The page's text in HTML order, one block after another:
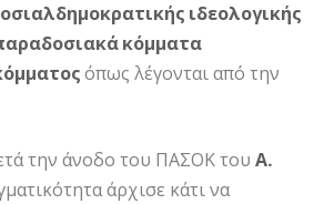
ιδεολογικής
κόμματα
όπως λέγονται από την
την άνοδο του ΠΑΣΟΚ του Α.
άρχισε κάτι να